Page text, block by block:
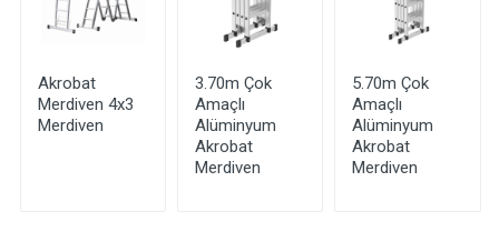
Akrobat
Merdiven 4x3
Merdiven
3.70m Çok
Amaçlı
Alüminyum
Akrobat
Merdiven
5.70m Çok
Amaçlı
Alüminyum
Akrobat
Merdiven